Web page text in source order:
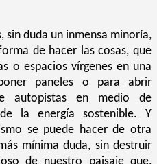
sin duda un inmensa minoría,
de hacer las cosas, que
o espacios vírgenes en una
paneles o para abrir
autopistas en medio de
la energía sostenible. Y
se puede hacer de otra
mínima duda, sin destruir